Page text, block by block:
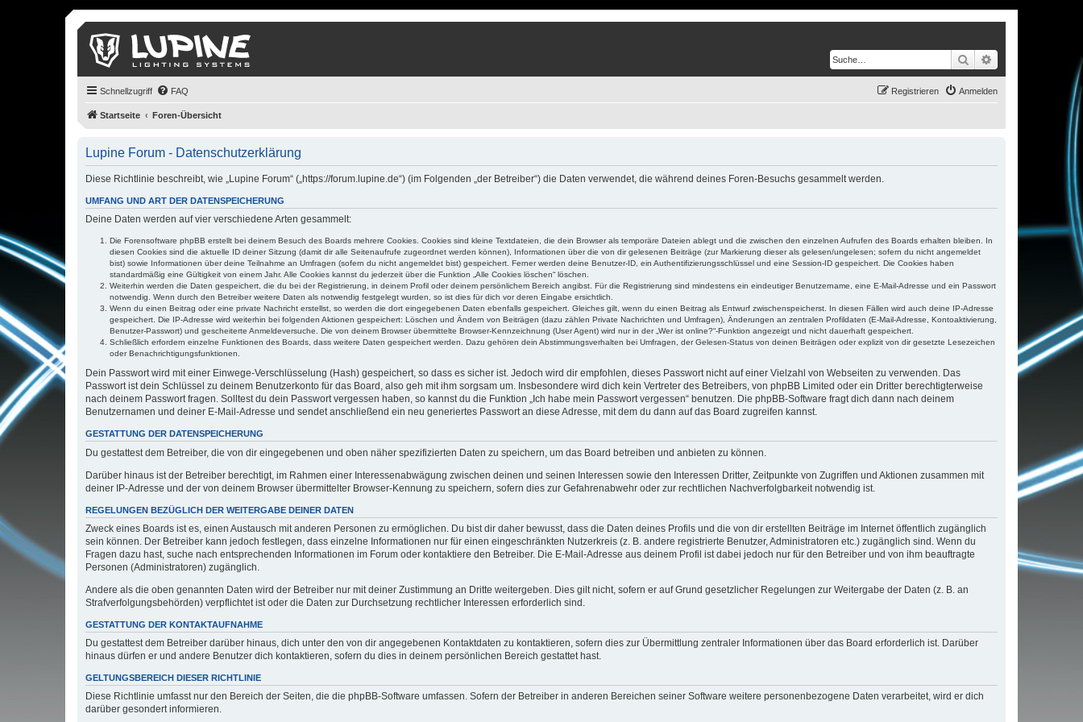
Suche
Schnellzugriff FAQ Anmelden
Registrieren
Startseite Foren-Übersicht
Lupine Forum - Datenschutzerklärung
Diese Richtlinie beschreibt, wie „Lupine Forum“ („https://forum.lupine.de“) (im Folgenden „der Betreiber“) die Daten verwendet, die während deines Foren-Besuchs gesammelt werden.
UMFANG UND ART DER DATENSPEICHERUNG
Deine Daten werden auf vier verschiedene Arten gesammelt:
Die Forensoftware phpBB erstellt bei deinem Besuch des Boards mehrere Cookies. Cookies sind kleine Textdateien, die dein Browser als temporäre Dateien ablegt und die zwischen den einzelnen Aufrufen des Boards erhalten bleiben. In
diesen Cookies sind die aktuelle ID deiner Sitzung (damit dir alle Seitenaufrufe zugeordnet werden können), Informationen über die von dir gelesenen Beiträge (zur Markierung dieser als gelesen/ungelesen; sofern du nicht angemeldet
bist) sowie Informationen über deine Teilnahme an Umfragen (sofern du nicht angemeldet bist) gespeichert. Ferner werden deine Benutzer-ID, ein Authentifizierungsschlüssel und eine Session-ID gespeichert. Die Cookies haben
standardmäßig eine Gültigkeit von einem Jahr. Alle Cookies kannst du jederzeit über die Funktion „Alle Cookies löschen“ löschen.
Weiterhin werden die Daten gespeichert, die du bei der Registrierung, in deinem Profil oder deinem persönlichem Bereich angibst. Für die Registrierung sind mindestens ein eindeutiger Benutzername, eine E-Mail-Adresse und ein Passwort
notwendig. Wenn durch den Betreiber weitere Daten als notwendig festgelegt wurden, so ist dies für dich vor deren Eingabe ersichtlich.
Wenn du einen Beitrag oder eine private Nachricht erstellst, so werden die dort eingegebenen Daten ebenfalls gespeichert. Gleiches gilt, wenn du einen Beitrag als Entwurf zwischenspeicherst. In diesen Fällen wird auch deine IP-Adresse
gespeichert. Die IP-Adresse wird weiterhin bei folgenden Aktionen gespeichert: Löschen und Ändern von Beiträgen (dazu zählen Private Nachrichten und Umfragen), Änderungen an zentralen Profildaten (E-Mail-Adresse, Kontoaktivierung,
Benutzer-Passwort) und gescheiterte Anmeldeversuche. Die von deinem Browser übermittelte Browser-Kennzeichnung (User Agent) wird nur in der „Wer ist online?“-Funktion angezeigt und nicht dauerhaft gespeichert.
Schließlich erfordern einzelne Funktionen des Boards, dass weitere Daten gespeichert werden. Dazu gehören dein Abstimmungsverhalten bei Umfragen, der Gelesen-Status von deinen Beiträgen oder explizit von dir gesetzte Lesezeichen
oder Benachrichtigungsfunktionen.
Dein Passwort wird mit einer Einwege-Verschlüsselung (Hash) gespeichert, so dass es sicher ist. Jedoch wird dir empfohlen, dieses Passwort nicht auf einer Vielzahl von Webseiten zu verwenden. Das
Passwort ist dein Schlüssel zu deinem Benutzerkonto für das Board, also geh mit ihm sorgsam um. Insbesondere wird dich kein Vertreter des Betreibers, von phpBB Limited oder ein Dritter berechtigterweise
nach deinem Passwort fragen. Solltest du dein Passwort vergessen haben, so kannst du die Funktion „Ich habe mein Passwort vergessen“ benutzen. Die phpBB-Software fragt dich dann nach deinem
Benutzernamen und deiner E-Mail-Adresse und sendet anschließend ein neu generiertes Passwort an diese Adresse, mit dem du dann auf das Board zugreifen kannst.
GESTATTUNG DER DATENSPEICHERUNG
Du gestattest dem Betreiber, die von dir eingegebenen und oben näher spezifizierten Daten zu speichern, um das Board betreiben und anbieten zu können.
Darüber hinaus ist der Betreiber berechtigt, im Rahmen einer Interessenabwägung zwischen deinen und seinen Interessen sowie den Interessen Dritter, Zeitpunkte von Zugriffen und Aktionen zusammen mit
deiner IP-Adresse und der von deinem Browser übermittelter Browser-Kennung zu speichern, sofern dies zur Gefahrenabwehr oder zur rechtlichen Nachverfolgbarkeit notwendig ist.
REGELUNGEN BEZÜGLICH DER WEITERGABE DEINER DATEN
Zweck eines Boards ist es, einen Austausch mit anderen Personen zu ermöglichen. Du bist dir daher bewusst, dass die Daten deines Profils und die von dir erstellten Beiträge im Internet öffentlich zugänglich
sein können. Der Betreiber kann jedoch festlegen, dass einzelne Informationen nur für einen eingeschränkten Nutzerkreis (z. B. andere registrierte Benutzer, Administratoren etc.) zugänglich sind. Wenn du
Fragen dazu hast, suche nach entsprechenden Informationen im Forum oder kontaktiere den Betreiber. Die E-Mail-Adresse aus deinem Profil ist dabei jedoch nur für den Betreiber und von ihm beauftragte
Personen (Administratoren) zugänglich.
Andere als die oben genannten Daten wird der Betreiber nur mit deiner Zustimmung an Dritte weitergeben. Dies gilt nicht, sofern er auf Grund gesetzlicher Regelungen zur Weitergabe der Daten (z. B. an
Strafverfolgungsbehörden) verpflichtet ist oder die Daten zur Durchsetzung rechtlicher Interessen erforderlich sind.
GESTATTUNG DER KONTAKTAUFNAHME
Du gestattest dem Betreiber darüber hinaus, dich unter den von dir angegebenen Kontaktdaten zu kontaktieren, sofern dies zur Übermittlung zentraler Informationen über das Board erforderlich ist. Darüber
hinaus dürfen er und andere Benutzer dich kontaktieren, sofern du dies in deinem persönlichen Bereich gestattet hast.
GELTUNGSBEREICH DIESER RICHTLINIE
Diese Richtlinie umfasst nur den Bereich der Seiten, die die phpBB-Software umfassen. Sofern der Betreiber in anderen Bereichen seiner Software weitere personenbezogene Daten verarbeitet, wird er dich
darüber gesondert informieren.